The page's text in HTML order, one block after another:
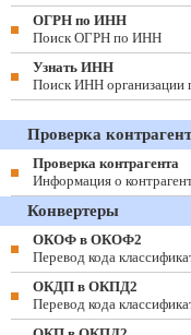
ОГРН по ИНН
Поиск ОГРН по ИНН
Узнать ИНН
Поиск ИНН
Проверка
Проверка контрагента
Информация о
Конвертеры
ОКОФ в ОКОФ2
Перевод кода
ОКДП в ОКПД2
Перевод кода